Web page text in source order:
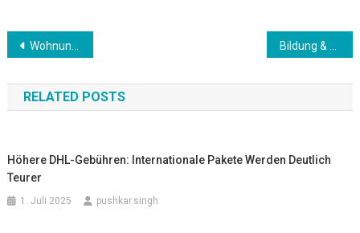
Beitrags-
Navigation
Wohnungssuche: Ein echter Hürdenlauf
RELATED POSTS
Höhere DHL-Gebühren: Internationale Pakete Werden Deutlich
Teurer
1. Juli 2025 pushkar.singh